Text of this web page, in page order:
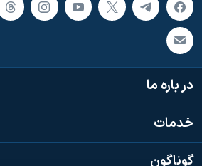
در باره ما
خدمات
گوناگون